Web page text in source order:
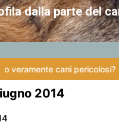
dalla parte del
cani pericolosi? Giochi
2014